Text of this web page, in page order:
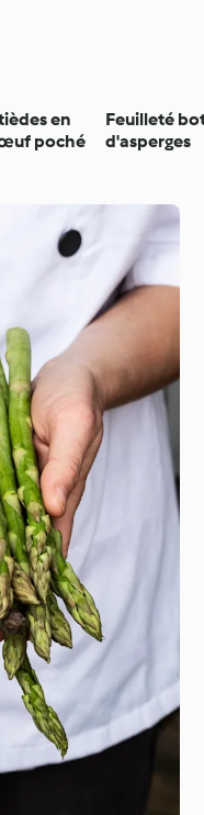
en
poché
Feuilleté
d'asperges